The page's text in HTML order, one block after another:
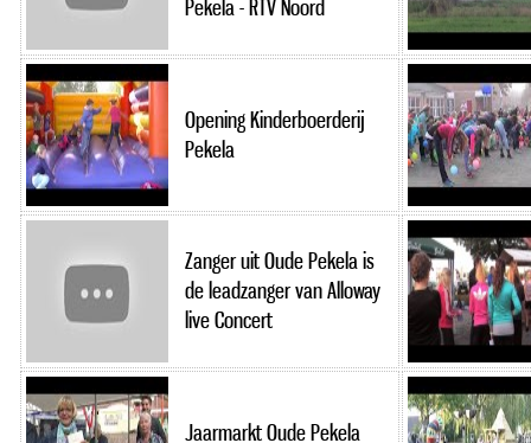
Pekela - RTV Noord
Opening Kinderboerderij
Pekela
Zanger uit Oude Pekela is
de leadzanger van Alloway
live Concert
Jaarmarkt Oude Pekela